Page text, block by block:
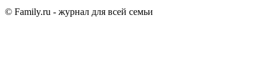
© Family.ru - журнал для всей семьи